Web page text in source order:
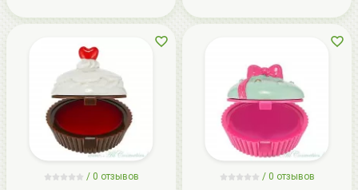
/ 0 отзывов
/ 0 отзывов